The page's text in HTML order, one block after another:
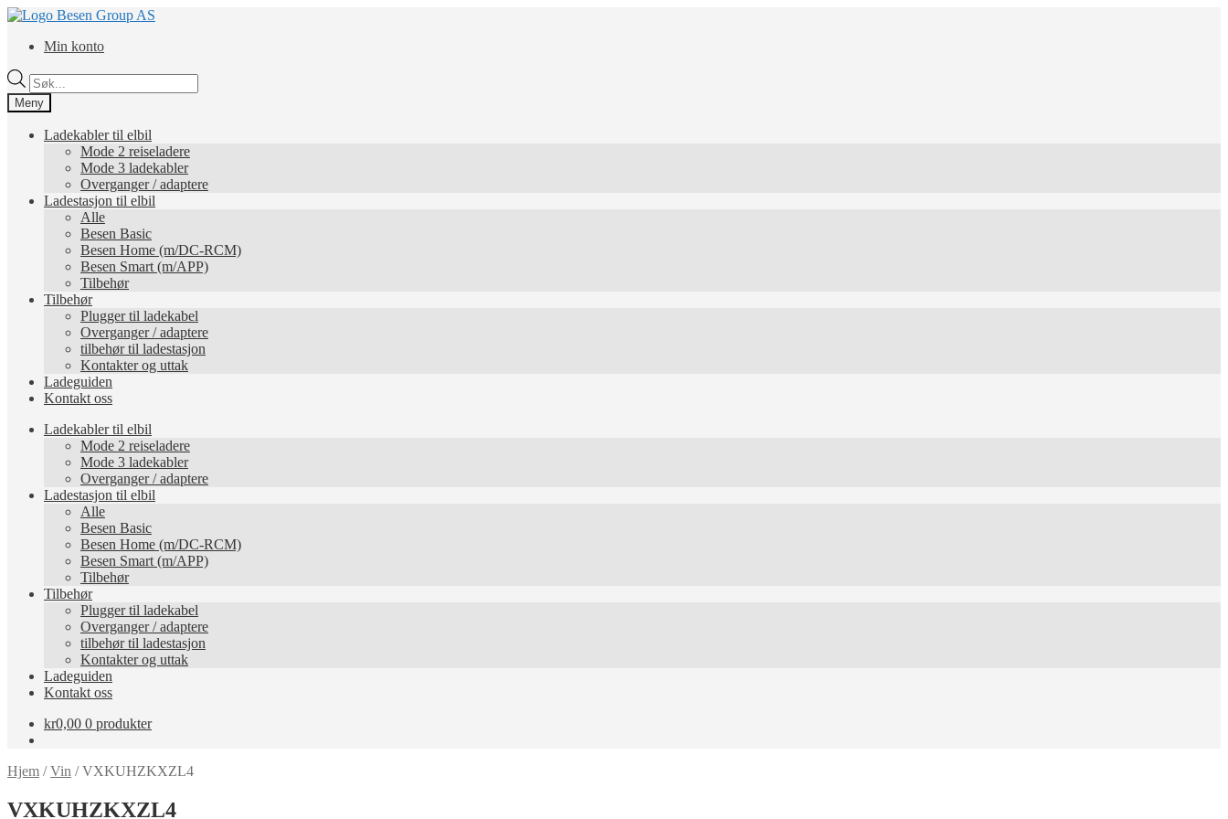
Hopp
navigasjon
Hopp
innholdMin konto
Products
search
Meny
Ladekabler til elbil
Mode 2 reiseladere
Mode 3 ladekabler
Overganger / adaptere
Ladestasjon til elbil
Alle
Besen Basic
Besen Home (m/DC-RCM)
Besen Smart (m/APP)
Tilbehør
Tilbehør
Plugger til ladekabel
Overganger / adaptere
tilbehør til ladestasjon
Kontakter og uttak
Ladeguiden
Kontakt oss
Ladekabler til elbil
Mode 2 reiseladere
Mode 3 ladekabler
Overganger / adaptere
Ladestasjon til elbil
Alle
Besen Basic
Besen Home (m/DC-RCM)
Besen Smart (m/APP)
Tilbehør
Tilbehør
Plugger til ladekabel
Overganger / adaptere
tilbehør til ladestasjon
Kontakter og uttak
Ladeguiden
Kontakt oss
kr0,00 0 produkter
Hjem /Vin /VXKUHZKXZL4
VXKUHZKXZL4